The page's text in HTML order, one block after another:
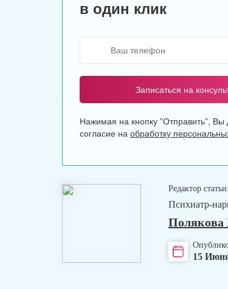
в один клик
Записаться на
Нажимая на кнопку ”Отправить”, Вы
согласие на обработку
Редактор статьи:
Психиатр-
Полякова
15